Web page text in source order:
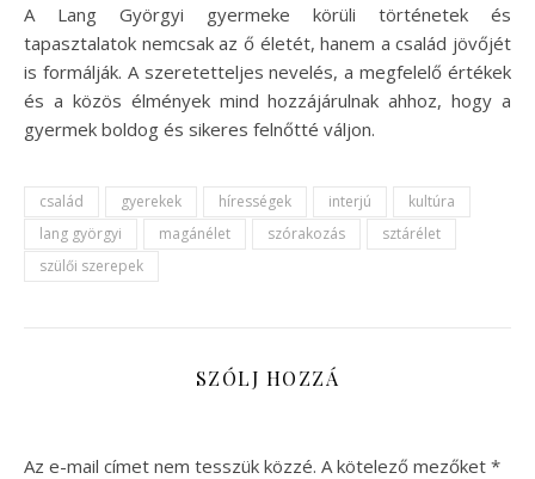
A Lang Györgyi gyermeke körüli történetek és
tapasztalatok nemcsak az ő életét, hanem a család jövőjét
is formálják. A szeretetteljes nevelés, a megfelelő értékek
és a közös élmények mind hozzájárulnak ahhoz, hogy a
gyermek boldog és sikeres felnőtté váljon.
család gyerekek hírességek interjú
kultúra
lang györgyi
magánélet szórakozás
sztárélet
szülői szerepek
SZÓLJ HOZZÁ
Az e-mail címet nem tesszük közzé. A kötelező mezőket *